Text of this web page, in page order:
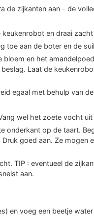
de zijkanten aan - de
en draai
toe aan de boter en de
en het
Laat de
egaal met behulp van
wel het zoete vocht
onderkant op de taart.
goed aan. Ze mogen
TIP : eventueel de
aan.
en voeg een beetje